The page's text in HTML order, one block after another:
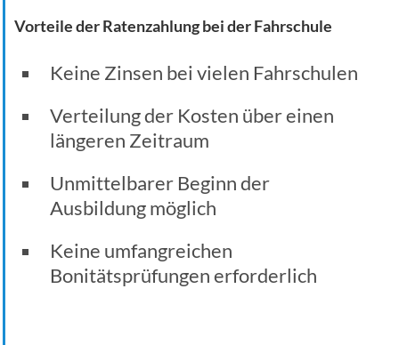
Vorteile der Ratenzahlung bei der Fahrschule
Keine Zinsen bei vielen Fahrschulen
Verteilung der Kosten über einen
längeren Zeitraum
Unmittelbarer Beginn der
Ausbildung möglich
Keine umfangreichen
Bonitätsprüfungen erforderlich